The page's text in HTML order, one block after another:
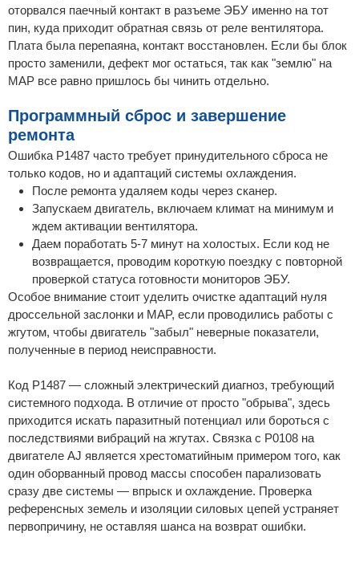
оторвался паечный контакт в разъеме ЭБУ именно на тот
пин, куда приходит обратная связь от реле вентилятора.
Плата была перепаяна, контакт восстановлен. Если бы блок
просто заменили, дефект мог остаться, так как "землю" на
MAP все равно пришлось бы чинить отдельно.
Программный сброс и завершение
ремонта
Ошибка P1487 часто требует принудительного сброса не
только кодов, но и адаптаций системы охлаждения.
После ремонта удаляем коды через сканер.
Запускаем двигатель, включаем климат на минимум и
ждем активации вентилятора.
Даем поработать 5-7 минут на холостых. Если код не
возвращается, проводим короткую поездку с повторной
проверкой статуса готовности мониторов ЭБУ.
Особое внимание стоит уделить очистке адаптаций нуля
дроссельной заслонки и MAP, если проводились работы с
жгутом, чтобы двигатель "забыл" неверные показатели,
полученные в период неисправности.
Код P1487 — сложный электрический диагноз, требующий
системного подхода. В отличие от просто "обрыва", здесь
приходится искать паразитный потенциал или бороться с
последствиями вибраций на жгутах. Связка с P0108 на
двигателе AJ является хрестоматийным примером того, как
один оборванный провод массы способен парализовать
сразу две системы — впрыск и охлаждение. Проверка
референсных земель и изоляции силовых цепей устраняет
первопричину, не оставляя шанса на возврат ошибки.